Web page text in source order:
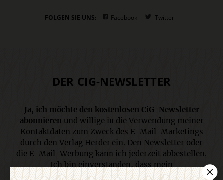
FOLGEN SIE UNS: Facebook Twitter
DER CIG-NEWSLETTER
Ja, ich möchte den kostenlosen CiG-Newsletter
abonnieren und willige in die Verwendung meiner
Kontaktdaten zum Zweck des E-Mail-Marketings
durch den Verlag Herder ein. Den Newsletter oder
die E-Mail-Werbung kann ich jederzeit abbestellen.
Ich bin einverstanden, dass mein
personenbezogenes Nutzungsverhalten in